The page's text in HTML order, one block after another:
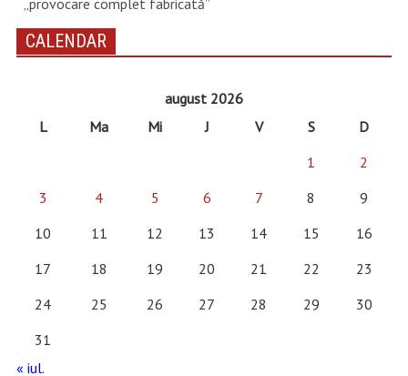
CALENDAR
august 2026
L
Ma Mi J V S
D
1
2
3
4 5 6 7 8
9
10
11 12 13 14 15
16
17
18 19 20 21 22
23
24
25 26 27 28 29
30
31
« iul.